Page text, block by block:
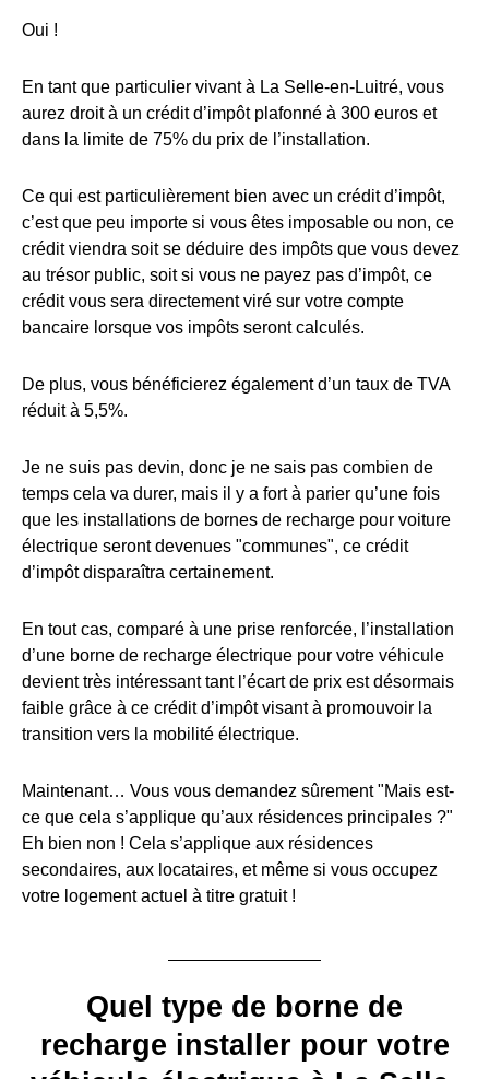
Oui !
En tant que particulier vivant à La Selle-en-Luitré, vous
aurez droit à un crédit d’impôt plafonné à 300 euros et
dans la limite de 75% du prix de l’installation.
Ce qui est particulièrement bien avec un crédit d’impôt,
c’est que peu importe si vous êtes imposable ou non, ce
crédit viendra soit se déduire des impôts que vous devez
au trésor public, soit si vous ne payez pas d’impôt, ce
crédit vous sera directement viré sur votre compte
bancaire lorsque vos impôts seront calculés.
De plus, vous bénéficierez également d’un taux de TVA
réduit à 5,5%.
Je ne suis pas devin, donc je ne sais pas combien de
temps cela va durer, mais il y a fort à parier qu’une fois
que les installations de bornes de recharge pour voiture
électrique seront devenues "communes", ce crédit
d’impôt disparaîtra certainement.
En tout cas, comparé à une prise renforcée, l’installation
d’une borne de recharge électrique pour votre véhicule
devient très intéressant tant l’écart de prix est désormais
faible grâce à ce crédit d’impôt visant à promouvoir la
transition vers la mobilité électrique.
Maintenant… Vous vous demandez sûrement "Mais est-
ce que cela s’applique qu’aux résidences principales ?"
Eh bien non ! Cela s’applique aux résidences
secondaires, aux locataires, et même si vous occupez
votre logement actuel à titre gratuit !
Quel type de borne de
recharge installer pour votre